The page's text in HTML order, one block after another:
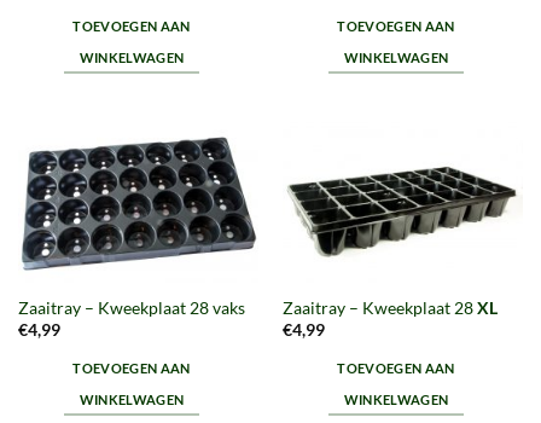
TOEVOEGEN AAN
WINKELWAGEN
TOEVOEGEN AAN
WINKELWAGEN
Zaaitray – Kweekplaat 28 vaks
€4,99
TOEVOEGEN AAN
WINKELWAGEN
Zaaitray – Kweekplaat 28XL
€4,99
TOEVOEGEN AAN
WINKELWAGEN